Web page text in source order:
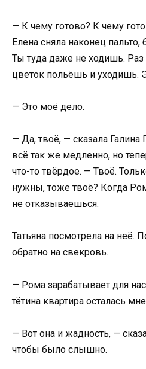
— К чему готово? К чему
Елена сняла наконец
Ты туда даже не ходишь.
цветок польёшь и уходишь.
— Это моё дело.
— Да, твоё, — сказала Галина
всё так же медленно, но
что-то твёрдое. — Твоё.
нужны, тоже твоё? Когда
не отказываешься.
Татьяна посмотрела на неё.
обратно на свекровь.
— Рома зарабатывает для
тётина квартира осталась
— Вот она и жадность, —
чтобы было слышно.